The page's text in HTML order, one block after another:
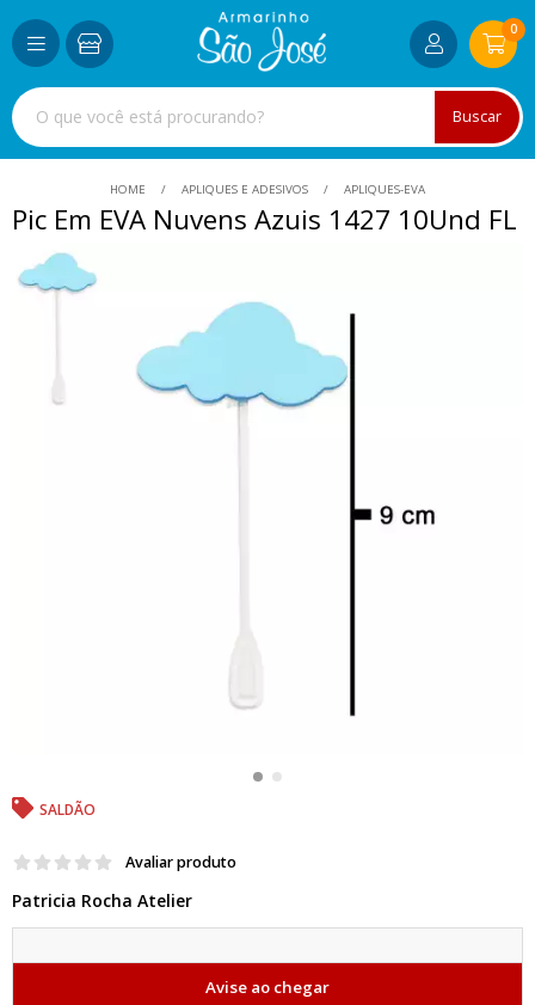
Buscar
0
HOME APLIQUES E ADESIVOS APLIQUES-EVA
Pic Em EVA Nuvens Azuis 1427 10Und FL
SALDÃO
Avaliar produto
Patricia Rocha Atelier
Avise ao chegar